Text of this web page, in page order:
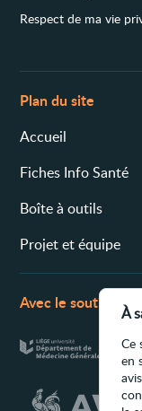
Respect de ma vie
Plan du site
Accueil
Fiches Info Santé
Boîte à outils
Projet et équipe
Avec le soutien de
À
Ce
en